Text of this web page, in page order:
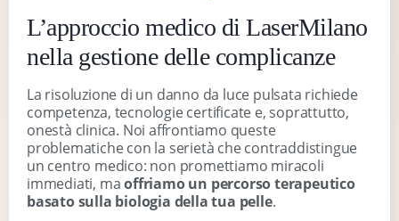
L’approccio medico di LaserMilano
nella gestione delle complicanze
La risoluzione di un danno da luce pulsata richiede
competenza, tecnologie certificate e, soprattutto,
onestà clinica. Noi affrontiamo queste
problematiche con la serietà che contraddistingue
un centro medico: non promettiamo miracoli
immediati, maoffriamo un percorso terapeutico
basato sulla biologia della tua pelle.